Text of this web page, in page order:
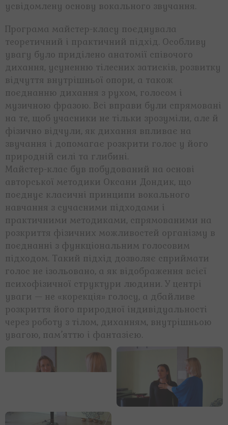
усвідомлену основу вокального звучання.
Програма майстер-класу поєднувала
теоретичний і практичний підхід. Особливу
увагу було приділено анатомії співочого
дихання, усуненню тілесних затисків, розвитку
відчуття внутрішньої опори, а також
поєднанню дихання з рухом, голосом і
музичною фразою. Всі вправи були спрямовані
на те, щоб учасники не тільки зрозуміли, але й
фізично відчули, як дихання впливає на
звучання і допомагає розкрити голос у його
природній силі та глибині.
Майстер-клас був побудований на основі
авторської методики Оксани Дондик, що
поєднує класичні принципи вокального
навчання з сучасними підходами і
практичними методиками, спрямованими на
розкриття фізичних можливостей організму в
поєднанні з функціональним голосовим
підходом. Такий підхід дозволяє сприймати
голос не ізольовано, а як відображення всієї
психофізичної структури людини. У центрі
уваги — не «корекція» голосу, а дбайливе
розкриття його природної індивідуальності
через роботу з тілом, диханням, внутрішньою
увагою, пам’яттю і фантазією.